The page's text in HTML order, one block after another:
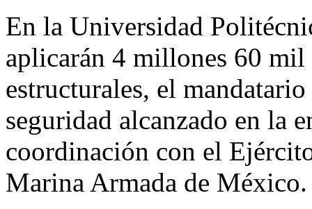
En la Universidad
aplicarán 4 millones 60 mil
estructurales, el
seguridad alcanzado en la
coordinación con el
Marina Armada de México.